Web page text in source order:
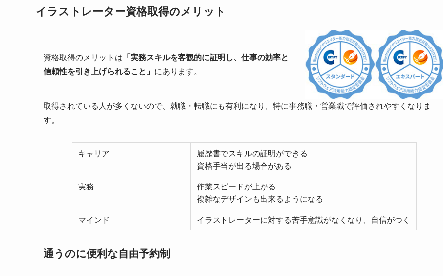
イラストレーター資格取得のメリット
資格取得のメリットは 「実務スキルを客観的に証明し、仕事の効率と
信頼性を引き上げられること」 にあります。
取得されている人が多くないので、就職・転職にも有利になり、特に事務職・営業職で評価されやすくなりま
す。
キャリア
履歴書でスキルの証明ができる
資格手当が出る場合がある
実務
作業スピードが上がる
複雑なデザインも出来るようになる
マインド
イラストレーターに対する苦手意識がなくなり、自信がつく
通うのに便利な自由予約制